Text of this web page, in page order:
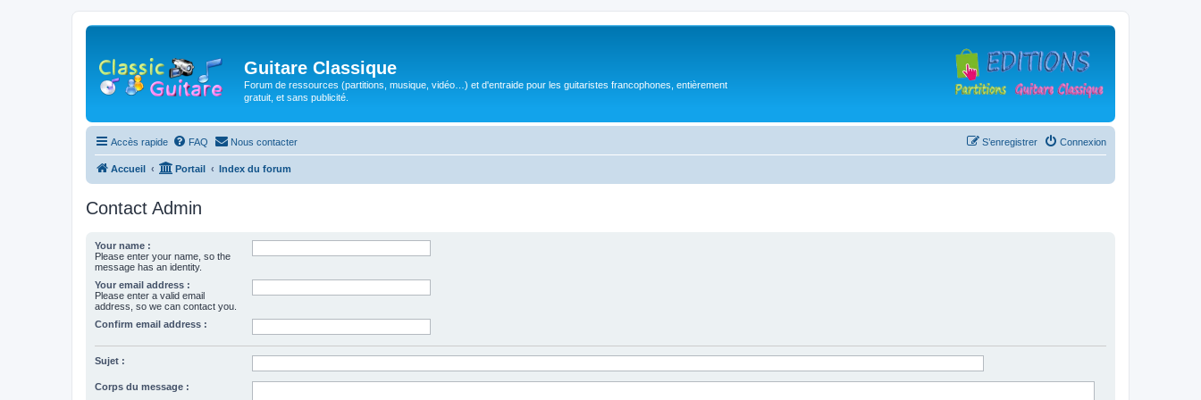
Guitare Classique
Forum de ressources (partitions, musique, vidéo…) et d'entraide pour les guitaristes francophones, entièrement
gratuit, et sans publicité.
Accès rapide FAQ Nous contacter Connexion
S’enregistrer
Accueil Portail Index du forum
Contact Admin
Your name :
Please enter your name, so the
message has an identity.
Your email address :
Please enter a valid email
address, so we can contact you.
Confirm email address :
Sujet :
Corps du message :